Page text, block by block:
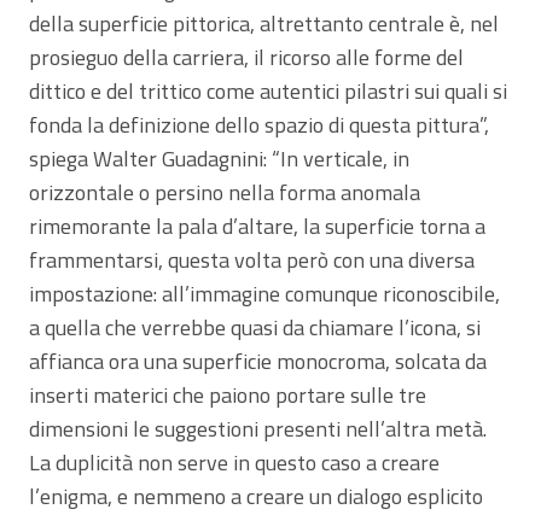
della superficie pittorica, altrettanto centrale è, nel
prosieguo della carriera, il ricorso alle forme del
dittico e del trittico come autentici pilastri sui quali si
fonda la definizione dello spazio di questa pittura”,
spiega Walter Guadagnini: “In verticale, in
orizzontale o persino nella forma anomala
rimemorante la pala d’altare, la superficie torna a
frammentarsi, questa volta però con una diversa
impostazione: all’immagine comunque riconoscibile,
a quella che verrebbe quasi da chiamare l’icona, si
affianca ora una superficie monocroma, solcata da
inserti materici che paiono portare sulle tre
dimensioni le suggestioni presenti nell’altra metà.
La duplicità non serve in questo caso a creare
l’enigma, e nemmeno a creare un dialogo esplicito